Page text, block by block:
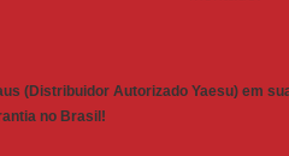
(Distribuidor Autorizado Yaesu) em
no Brasil!